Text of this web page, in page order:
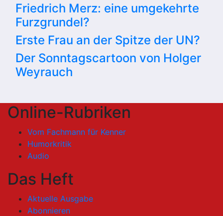
Friedrich Merz: eine umgekehrte
Furzgrundel?
Erste Frau an der Spitze der UN?
Der Sonntagscartoon von Holger
Weyrauch
Online-Rubriken
Vom Fachmann für Kenner
Humorkritik
Audio
Das Heft
Aktuelle Ausgabe
Abonnieren